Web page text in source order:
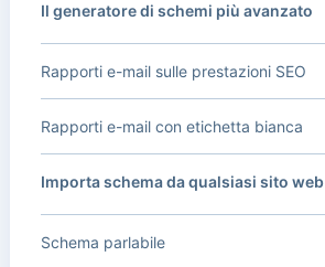
Il generatore di schemi più avanzato
Rapporti e-mail sulle prestazioni SEO
Rapporti e-mail con etichetta bianca
Importa schema da qualsiasi sito web
Schema parlabile